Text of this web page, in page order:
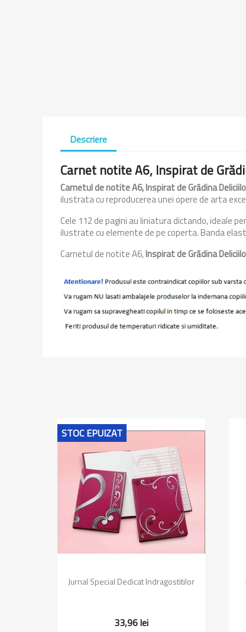
Descriere
Carnet notite A6, Inspirat de
Carnetul de notite A6, Inspirat de Grădina
ilustrata cu reproducerea unei opere de arta
Cele 112 de pagini au liniatura dictando, ideale
ilustrate cu elemente de pe coperta. Banda
Carnetul de notite A6,Inspirat de Grădina
Vizualizare rapida
Jurnal Special Dedicat Indragostitilor
33,96 lei
STOC EPUIZAT